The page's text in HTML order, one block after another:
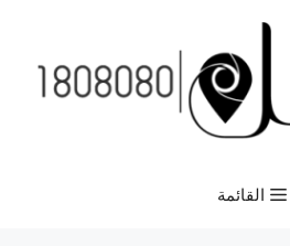
القائمة